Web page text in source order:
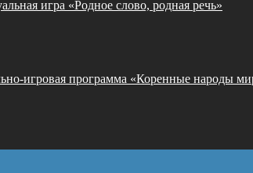
игра «Родное слово, родная речь»
игровая программа «Коренные народы